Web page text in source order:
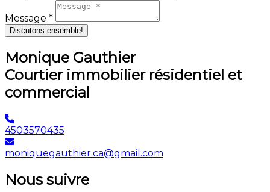
Message *
Discutons ensemble!
Monique Gauthier
Courtier immobilier résidentiel et
commercial
4503570435
moniquegauthier.ca@gmail.com
Nous suivre